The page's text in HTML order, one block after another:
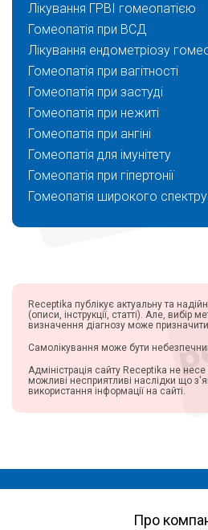
Лікування ГРВІ гомеопатією
Гомеопатія при ВСД
Лікування ендометріозу
Гомеопатія при вагітності
Гомеопатія при застуді
Гомеопатія при нежиті
Гомеопатія при ангіні
Гомеопатія для імунітету
Гомеопатія при гіпертонії
Гомеопатія широкого спектру
Receptika публікує актуальну та
(описи, інструкції, статті). Але, вибір
визначення діагнозу може призначити
Самолікування може бути
Адміністрація сайту Receptika не несе
можливі несприятливі наслідки що
використання інформації на сайті.
Про